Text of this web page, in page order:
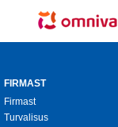
FIRMAST
Firmast
Turvalisus